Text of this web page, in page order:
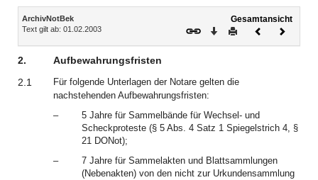
Inhalt
ArchivNotBek
Text gilt ab: 01.02.2003
Gesamtansicht
Download
DruckenVorheriges
2.
Aufbewahrungsfristen
2.1
Für folgende Unterlagen der Notare gelten die
nachstehenden Aufbewahrungsfristen:
–
5 Jahre für Sammelbände für Wechsel- und
Scheckproteste (§ 5 Abs. 4 Satz 1 Spiegelstrich 4, §
21 DONot);
–
7 Jahre für Sammelakten und Blattsammlungen
(Nebenakten) von den nicht zur Urkundensammlung